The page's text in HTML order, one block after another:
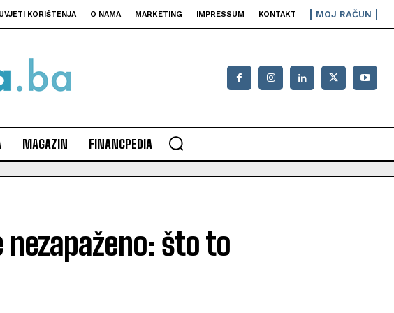
UVJETI KORIŠTENJA O NAMA MARKETING IMPRESSUM KONTAKT MOJ RAČUN
MAGAZIN FINANCPEDIA
što to